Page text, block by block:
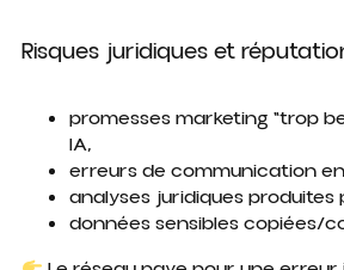
Risques juridiques et
promesses marketing “trop
IA,
erreurs de communication
analyses juridiques produites
données sensibles copiées/